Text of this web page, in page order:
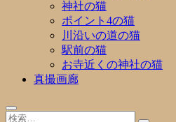
神社の猫
ポイント4の猫
川沿いの道の猫
駅前の猫
お寺近くの神社の猫
真撮画廊